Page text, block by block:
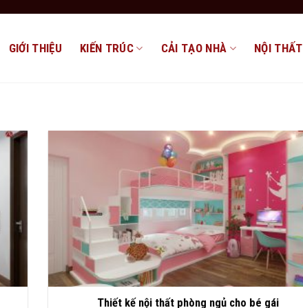
GIỚI THIỆU KIẾN TRÚC CẢI TẠO NHÀ NỘI THẤT
Thiết kế nội thất phòng ngủ cho bé gái